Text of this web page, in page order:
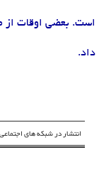
است. بعضی اوقات از
داد.
انتشار در شبکه های